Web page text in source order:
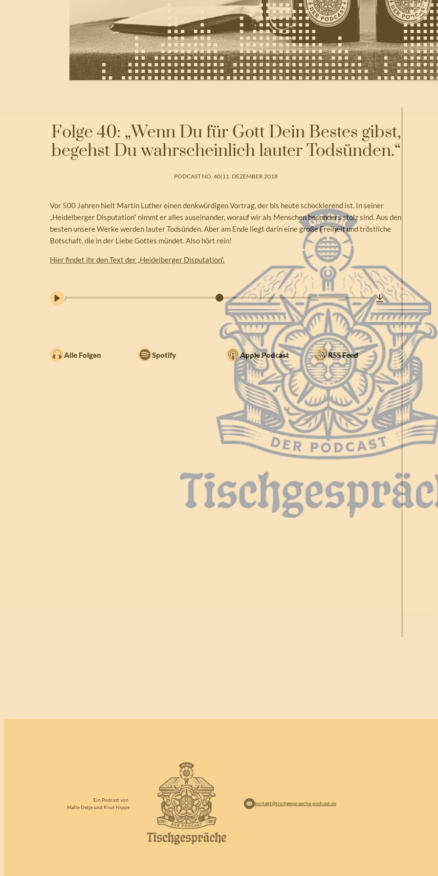
Folge 40: „Wenn Du für Gott Dein Bestes gibst,
begehst Du wahrscheinlich lauter Todsünden.“
PODCAST NO. 40|11. DEZEMBER 2018
Vor 500 Jahren hielt Martin Luther einen denkwürdigen Vortrag, der bis heute schockierend ist. In seiner
„Heidelberger Disputation“ nimmt er alles auseinander, worauf wir als Menschen besonders stolz sind. Aus den
besten unsere Werke werden lauter Todsünden. Aber am Ende liegt darin eine große Freiheit und tröstliche
Botschaft, die in der Liebe Gottes mündet. Also hört rein!
Hier findet ihr den Text der „Heidelberger Disputation“.
/
Alle Folgen Spotify Apple Podcast RSS Feed
Ein Podcast von
Malte Detje und Knut Nippe
kontakt@tischgespraeche-podcast.de